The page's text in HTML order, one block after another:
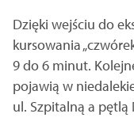
Dzięki wejściu do
kursowania
9 do 6 minut.
pojawią w
ul. Szpitalną a pętlą